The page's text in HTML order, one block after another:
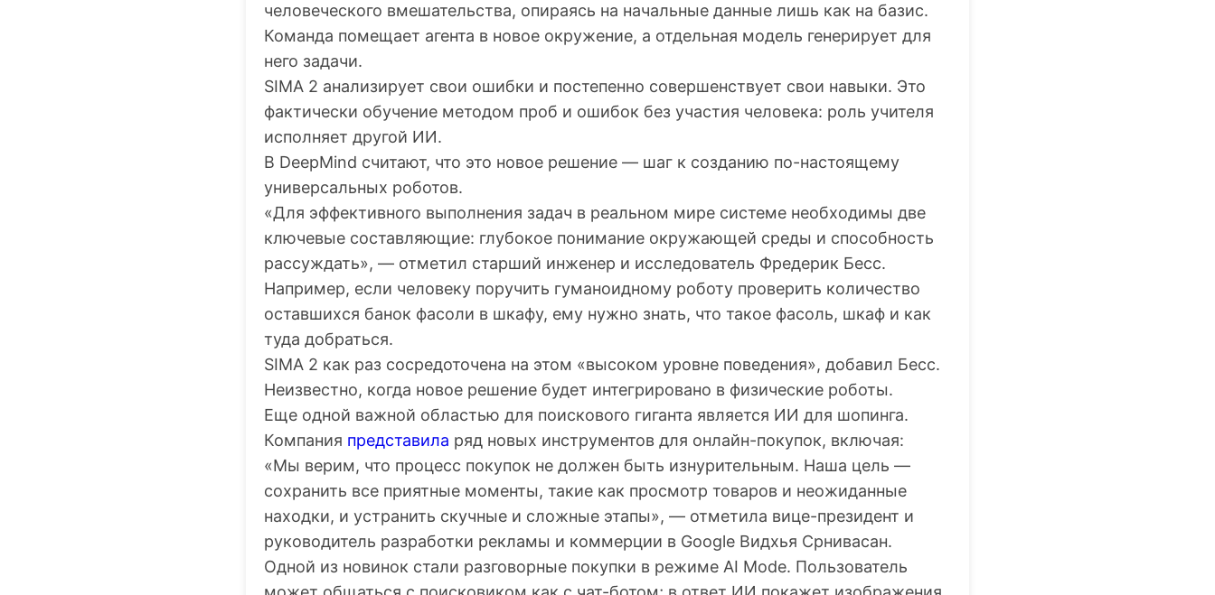
человеческого вмешательства, опираясь на начальные данные лишь как на базис.
Команда помещает агента в новое окружение, а отдельная модель генерирует для
него задачи.
SIMA 2 анализирует свои ошибки и постепенно совершенствует свои навыки. Это
фактически обучение методом проб и ошибок без участия человека: роль учителя
исполняет другой ИИ.
В DeepMind считают, что это новое решение — шаг к созданию по-настоящему
универсальных роботов.
«Для эффективного выполнения задач в реальном мире системе необходимы две
ключевые составляющие: глубокое понимание окружающей среды и способность
рассуждать», — отметил старший инженер и исследователь Фредерик Бесс.
Например, если человеку поручить гуманоидному роботу проверить количество
оставшихся банок фасоли в шкафу, ему нужно знать, что такое фасоль, шкаф и как
туда добраться.
SIMA 2 как раз сосредоточена на этом «высоком уровне поведения», добавил Бесс.
Неизвестно, когда новое решение будет интегрировано в физические роботы.
Еще одной важной областью для поискового гиганта является ИИ для шопинга.
Компания представила ряд новых инструментов для онлайн-покупок, включая:
«Мы верим, что процесс покупок не должен быть изнурительным. Наша цель —
сохранить все приятные моменты, такие как просмотр товаров и неожиданные
находки, и устранить скучные и сложные этапы», — отметила вице-президент и
руководитель разработки рекламы и коммерции в Google Видхья Срнивасан.
Одной из новинок стали разговорные покупки в режиме AI Mode. Пользователь